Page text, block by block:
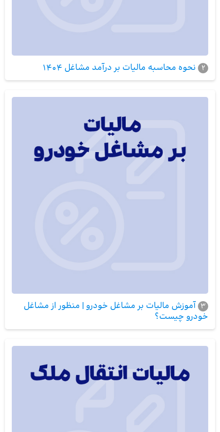
2 نحوه محاسبه مالیات بر درآمد مشاغل 1404
3 آموزش مالیات بر مشاغل خودرو | منظور از مشاغل
خودرو چیست؟